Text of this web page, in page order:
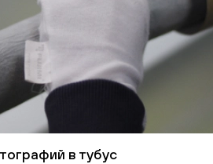
в тубус